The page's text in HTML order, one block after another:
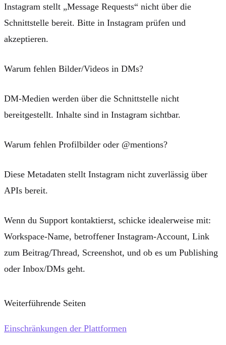
Instagram stellt „Message Requests“ nicht über die
Schnittstelle bereit. Bitte in Instagram prüfen und
akzeptieren.
Warum fehlen Bilder/Videos in DMs?
DM-Medien werden über die Schnittstelle nicht
bereitgestellt. Inhalte sind in Instagram sichtbar.
Warum fehlen Profilbilder oder @mentions?
Diese Metadaten stellt Instagram nicht zuverlässig über
APIs bereit.
Wenn du Support kontaktierst, schicke idealerweise mit:
Workspace-Name, betroffener Instagram-Account, Link
zum Beitrag/Thread, Screenshot, und ob es um Publishing
oder Inbox/DMs geht.
Weiterführende Seiten
Einschränkungen der Plattformen